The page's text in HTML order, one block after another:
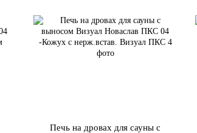
Печь на дровах для сауны с